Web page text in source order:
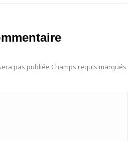
pas publiée Champs requis marqués